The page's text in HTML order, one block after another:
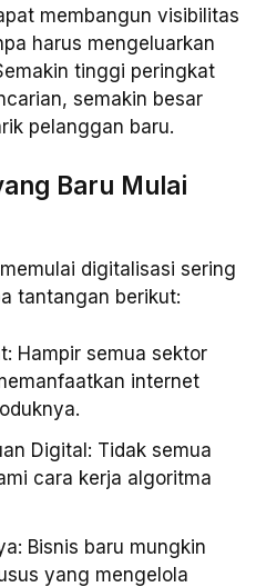
membangun visibilitas
harus mengeluarkan
tinggi peringkat
semakin besar
pelanggan baru.
Baru Mulai
digitalisasi sering
tantangan berikut:
Hampir semua sektor
internet
Digital: Tidak semua
cara kerja algoritma
Bisnis baru mungkin
yang mengelola